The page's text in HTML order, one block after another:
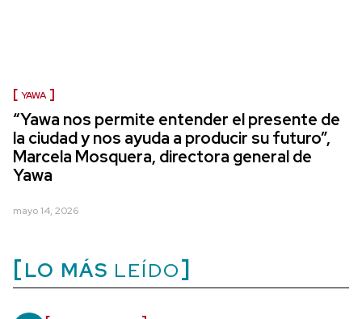
YAWA
“Yawa nos permite entender el presente de
la ciudad y nos ayuda a producir su futuro”,
Marcela Mosquera, directora general de
Yawa
mayo 14, 2026
LO MÁS LEÍDO